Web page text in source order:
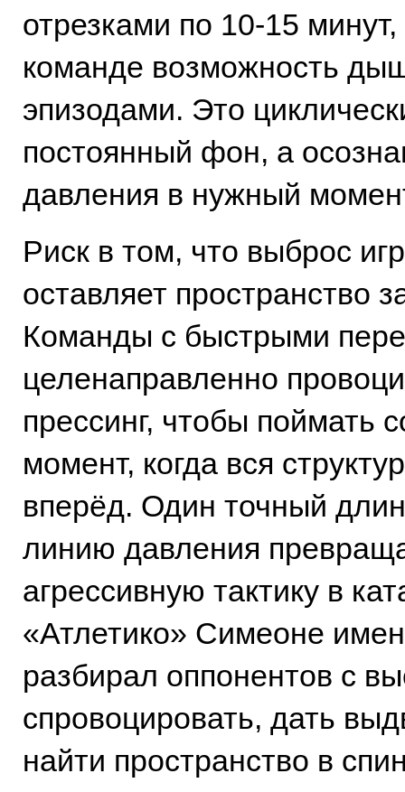
отрезками по 10-15
команде возможность
эпизодами. Это
постоянный фон, а
давления в нужный
Риск в том, что выброс
оставляет пространство
Команды с быстрыми
целенаправленно
прессинг, чтобы поймать
момент, когда вся
вперёд. Один точный
линию давления
агрессивную тактику в
«Атлетико» Симеоне
разбирал оппонентов с
спровоцировать, дать
найти пространство в